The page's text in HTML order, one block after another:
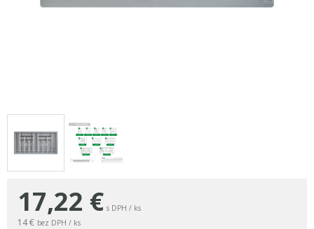
17,22 € s DPH / ks
14 € bez DPH / ks